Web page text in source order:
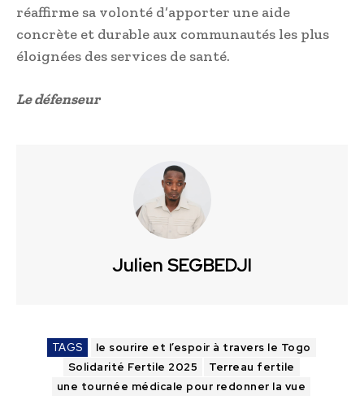
réaffirme sa volonté d’apporter une aide
concrète et durable aux communautés les plus
éloignées des services de santé.
Le défenseur
Julien SEGBEDJI
TAGS
le sourire et l’espoir à travers le Togo
Solidarité Fertile 2025
Terreau fertile
une tournée médicale pour redonner la vue